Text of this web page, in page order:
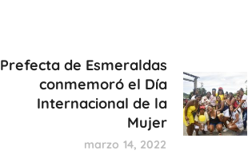
Prefecta de Esmeraldas
conmemoró el Día
Internacional de la
Mujer
marzo 14, 2022